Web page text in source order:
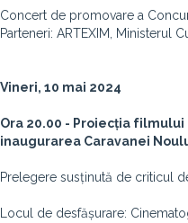
Concert de promovare a
Parteneri: ARTEXIM, Ministerul
Vineri, 10 mai 2024
Ora 20.00 - Proiecția filmului
inaugurarea Caravanei
Prelegere susținută de criticul
Locul de desfășurare: